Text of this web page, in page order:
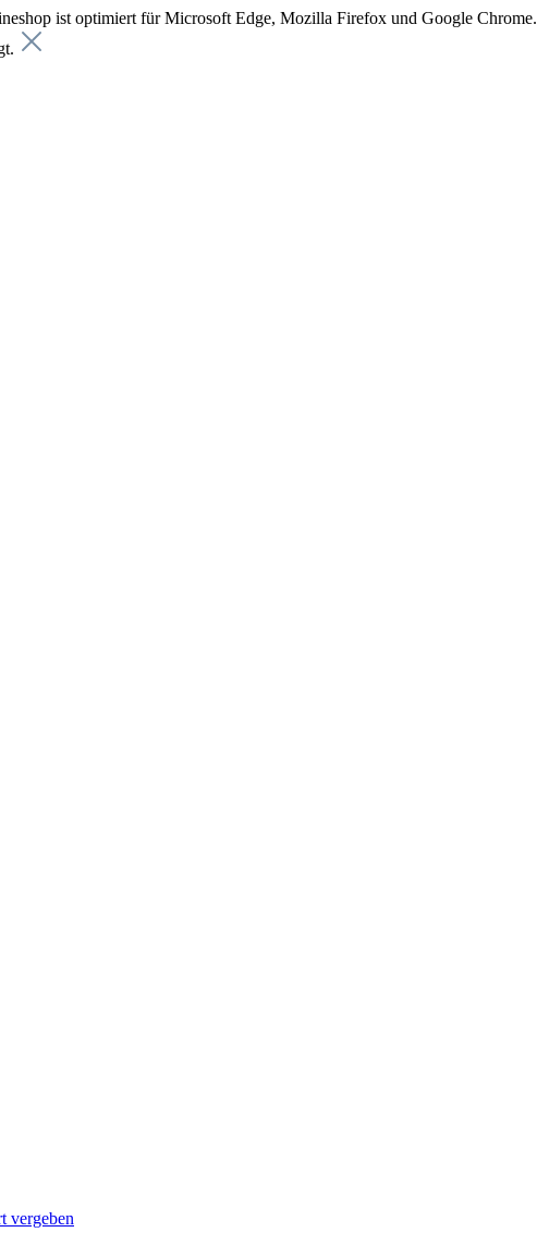
ist optimiert für Microsoft Edge, Mozilla Firefox und Google Chrome.
vergeben